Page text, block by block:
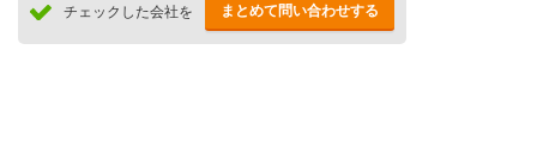
チェックした会社を まとめて問い合わせする